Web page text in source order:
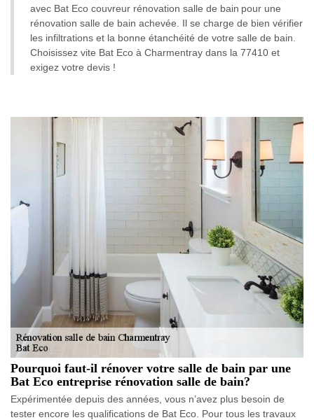
avec Bat Eco couvreur rénovation salle de bain pour une
rénovation salle de bain achevée. Il se charge de bien vérifier
les infiltrations et la bonne étanchéité de votre salle de bain.
Choisissez vite Bat Eco à Charmentray dans la 77410 et
exigez votre devis !
Pourquoi faut-il rénover votre salle de bain par une
Bat Eco entreprise rénovation salle de bain?
Expérimentée depuis des années, vous n’avez plus besoin de
tester encore les qualifications de Bat Eco. Pour tous les travaux